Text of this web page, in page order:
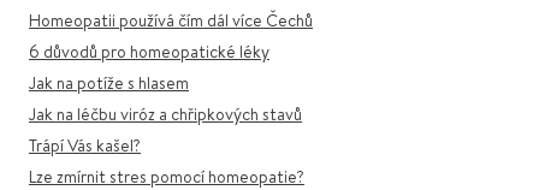
Homeopatii používá čím dál více Čechů
6 důvodů pro homeopatické léky
Jak na potíže s hlasem
Jak na léčbu viróz a chřipkových stavů
Trápí Vás kašel?
Lze zmírnit stres pomocí homeopatie?